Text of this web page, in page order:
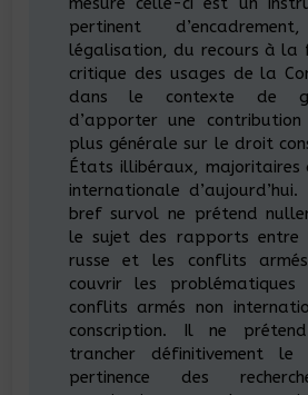
pertinent
légalisation, du recours à la
critique des usages de la
dans le contexte de
d’apporter une
plus générale sur le droit
États illibéraux, majoritaires
internationale
bref survol ne prétend
le sujet des rapports entre
russe et les conflits
couvrir les
conflits armés non
conscription. Il ne
trancher définitivement
pertinence des